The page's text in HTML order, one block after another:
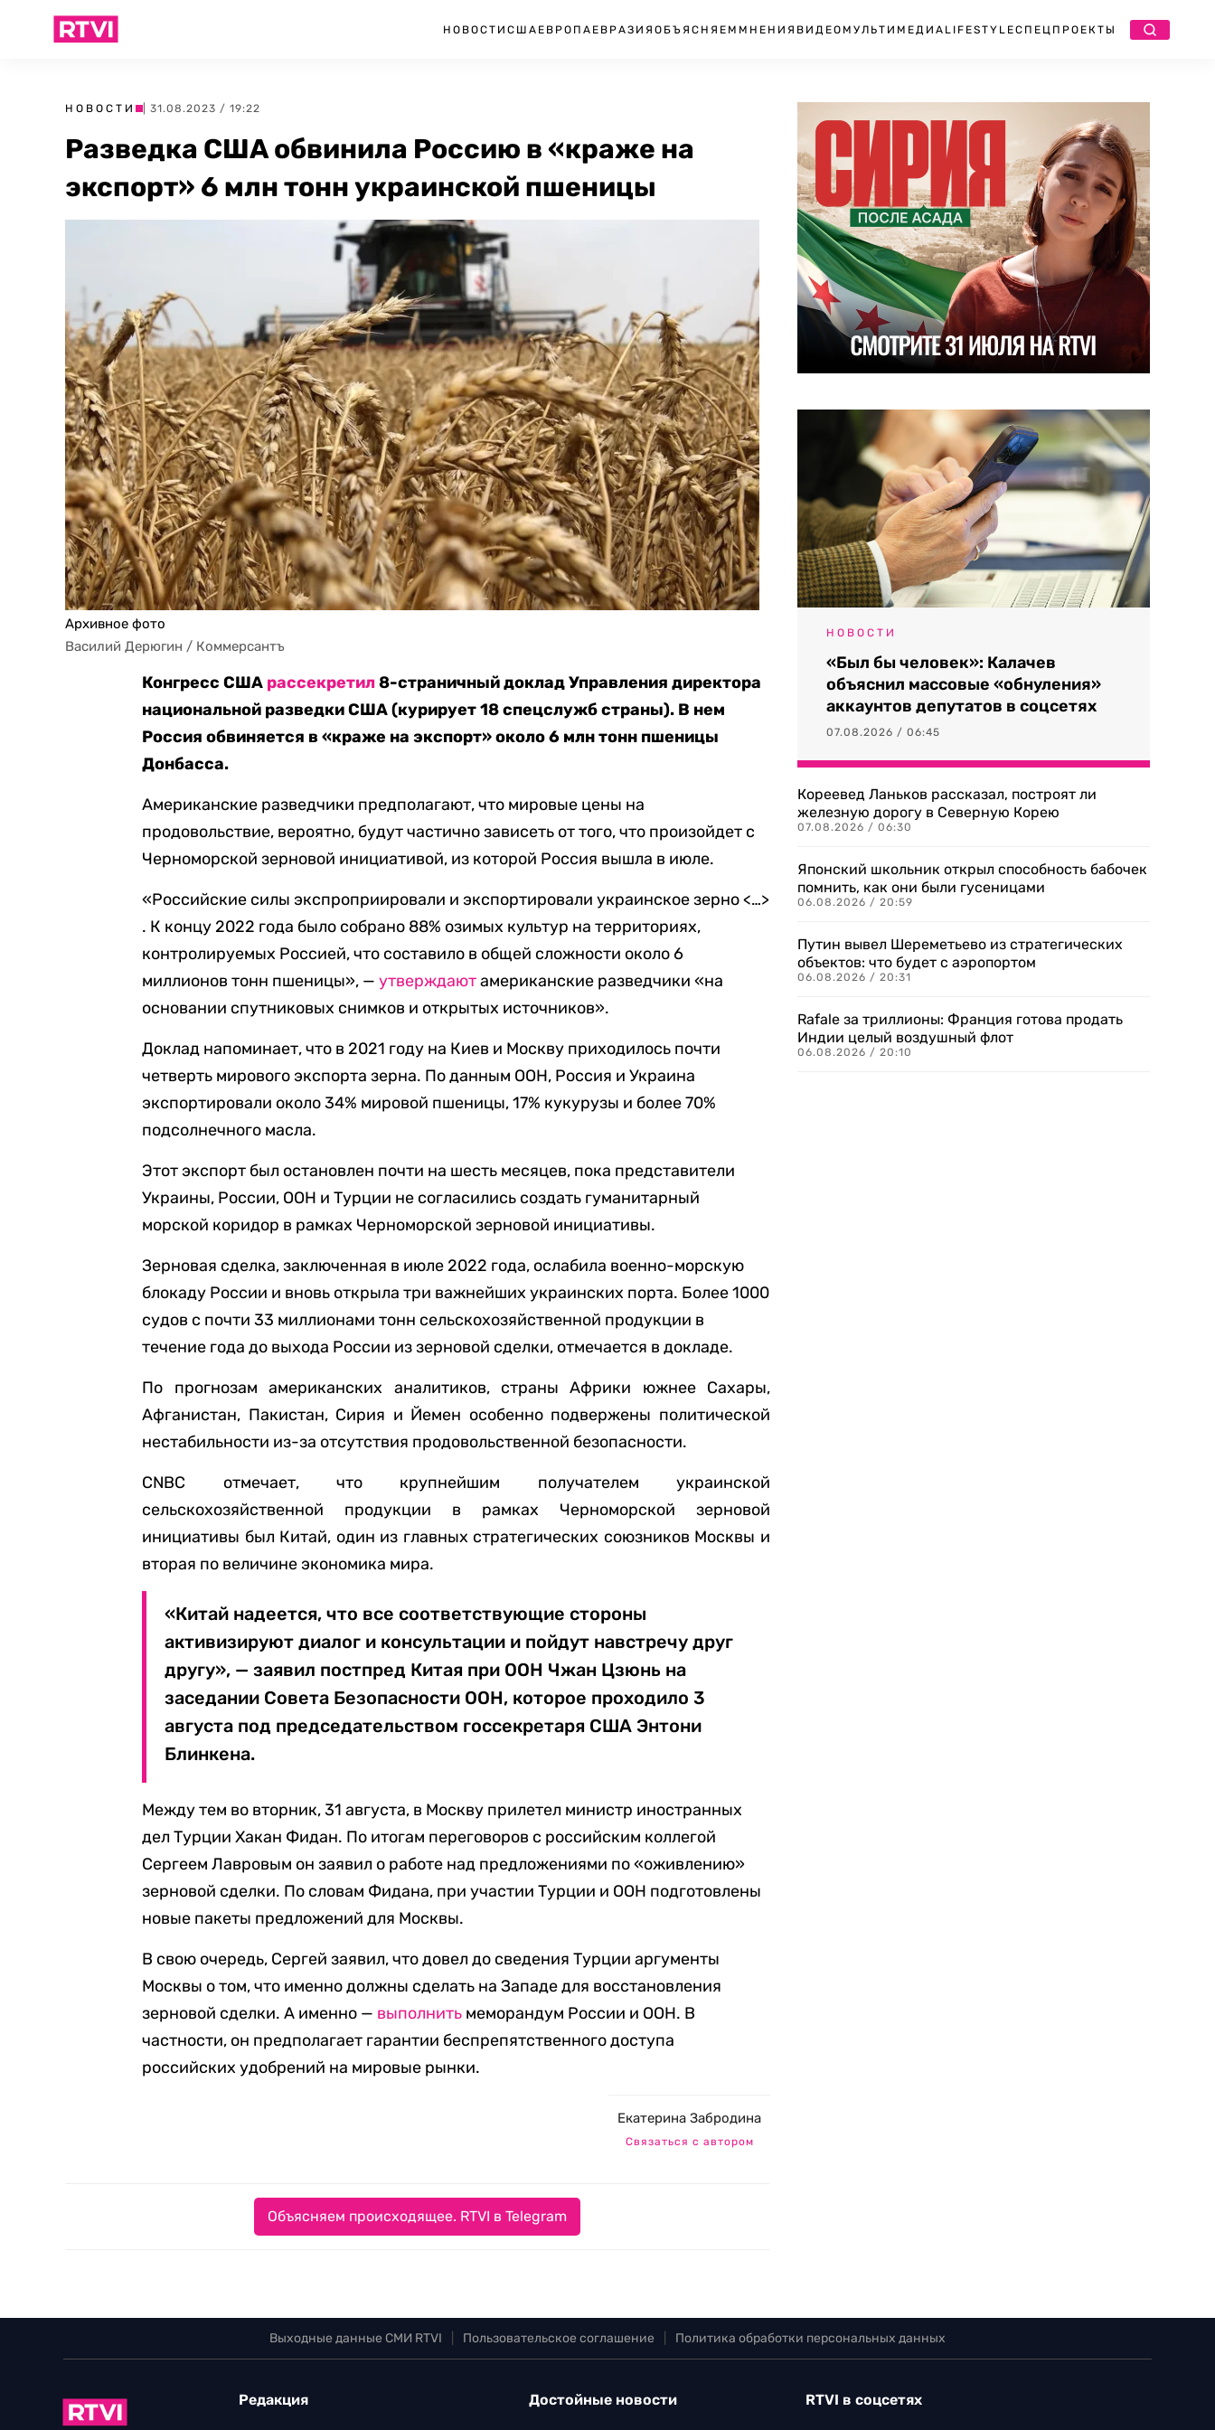
НОВОСТИ США ЕВРОПА ЕВРАЗИЯ ОБЪЯСНЯЕМ МНЕНИЯ ВИДЕО МУЛЬТИМЕДИА LIFESTYLEСПЕЦПРОЕКТЫ
НОВОСТИ | 31.08.2023 / 19:22
Разведка США обвинила Россию в «краже на
экспорт» 6 млн тонн украинской пшеницы
Архивное фото
Василий Дерюгин / Коммерсантъ
Конгресс США рассекретил8-страничный доклад Управления директора
национальной разведки США (курирует 18 спецслужб страны). В нем
Россия обвиняется в «краже на экспорт» около 6 млн тонн пшеницы
Донбасса.
Американские разведчики предполагают, что мировые цены на
продовольствие, вероятно, будут частично зависеть от того, что произойдет с
Черноморской зерновой инициативой, из которой Россия вышла в июле.
«Российские силы экспроприировали и экспортировали украинское зерно <…>
. К концу 2022 года было собрано 88% озимых культур на территориях,
контролируемых Россией, что составило в общей сложности около 6
миллионов тонн пшеницы», —утверждаютамериканские разведчики «на
основании спутниковых снимков и открытых источников».
Доклад напоминает, что в 2021 году на Киев и Москву приходилось почти
четверть мирового экспорта зерна. По данным ООН, Россия и Украина
экспортировали около 34% мировой пшеницы, 17% кукурузы и более 70%
подсолнечного масла.
Этот экспорт был остановлен почти на шесть месяцев, пока представители
Украины, России, ООН и Турции не согласились создать гуманитарный
морской коридор в рамках Черноморской зерновой инициативы.
Зерновая сделка, заключенная в июле 2022 года, ослабила военно-морскую
блокаду России и вновь открыла три важнейших украинских порта. Более 1000
судов с почти 33 миллионами тонн сельскохозяйственной продукции в
течение года до выхода России из зерновой сделки, отмечается в докладе.
По прогнозам американских аналитиков, страны Африки южнее Сахары,
Афганистан, Пакистан, Сирия и Йемен особенно подвержены политической
нестабильности из-за отсутствия продовольственной безопасности.
CNBC отмечает, что крупнейшим получателем украинской
сельскохозяйственной продукции в рамках Черноморской зерновой
инициативы был Китай, один из главных стратегических союзников Москвы и
вторая по величине экономика мира.
«Китай надеется, что все соответствующие стороны
активизируют диалог и консультации и пойдут навстречу друг
другу», — заявил постпред Китая при ООН Чжан Цзюнь на
заседании Совета Безопасности ООН, которое проходило 3
августа под председательством госсекретаря США Энтони
Блинкена.
Между тем во вторник, 31 августа, в Москву прилетел министр иностранных
дел Турции Хакан Фидан. По итогам переговоров с российским коллегой
Сергеем Лавровым он заявил о работе над предложениями по «оживлению»
зерновой сделки. По словам Фидана, при участии Турции и ООН подготовлены
новые пакеты предложений для Москвы.
В свою очередь, Сергей заявил, что довел до сведения Турции аргументы
Москвы о том, что именно должны сделать на Западе для восстановления
зерновой сделки. А именно — выполнить меморандум России и ООН. В
частности, он предполагает гарантии беспрепятственного доступа
российских удобрений на мировые рынки.
Екатерина Забродина
Связаться с автором
Объясняем происходящее. RTVI в Telegram
НОВОСТИ
«Был бы человек»: Калачев
объяснил массовые «обнуления»
аккаунтов депутатов в соцсетях
07.08.2026 / 06:45
Кореевед Ланьков рассказал, построят ли
железную дорогу в Северную Корею
07.08.2026 / 06:30
Японский школьник открыл способность бабочек
помнить, как они были гусеницами
06.08.2026 / 20:59
Путин вывел Шереметьево из стратегических
объектов: что будет с аэропортом
06.08.2026 / 20:31
Rafale за триллионы: Франция готова продать
Индии целый воздушный флот
06.08.2026 / 20:10
Выходные данные СМИ RTVI Пользовательское соглашение Политика обработки персональных данных
Редакция Достойные новости RTVI в соцсетях